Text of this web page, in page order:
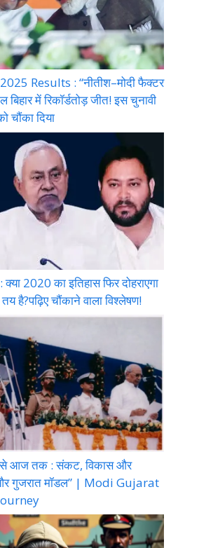
Results : “नीतीश–मोदी फैक्टर
बिहार में रिकॉर्डतोड़ जीत! इस चुनावी
चौंका दिया
2020 का इतिहास फिर दोहराएगा
है?पढ़िए चौंकाने वाला विश्लेषण!
आज तक : संकट, विकास और
और गुजरात मॉडल” | Modi Gujarat